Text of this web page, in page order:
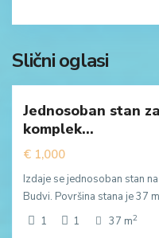
Slični oglasi
Zavala
Budva
Jednosoban stan
komplek...
€ 1,000
Izdaje se jednosoban stan
Budvi. Površina stana je 37
1
1 37 m2